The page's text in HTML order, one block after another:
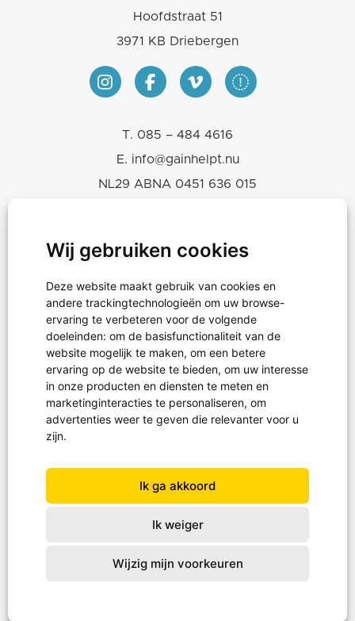
Wij gebruiken cookies
Deze website maakt gebruik van cookies en
andere trackingtechnologieën om uw browse-
ervaring te verbeteren voor de volgende
doeleinden: om de basisfunctionaliteit van de
website mogelijk te maken, om een betere
ervaring op de website te bieden, om uw interesse
in onze producten en diensten te meten en
marketinginteracties te personaliseren, om
advertenties weer te geven die relevanter voor u
zijn.
Ik ga akkoord
Ik weiger
Wijzig mijn voorkeuren
Hoofdstraat 51
3971 KB Driebergen
T. 085 – 484 4616
E. info@gainhelpt.nu
NL29 ABNA 0451 636 015
Hulpgoederen
Projecten
Noodhulp
Projectreizen
Waterprojecten